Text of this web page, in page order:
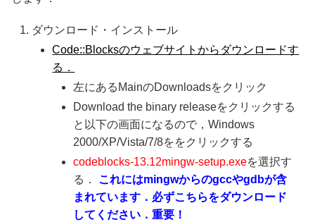
ダウンロード・インストール
Code::Blocksのウェブサイトからダウンロードす
る．
左にあるMainのDownloadsをクリック
Download the binary releaseをクリックする
と以下の画面になるので，Windows
2000/XP/Vista/7/8ををクリックする
codeblocks-13.12mingw-setup.exeを選択す
る． これにはmingwからのgccやgdbが含
まれています．必ずこちらをダウンロード
してください．重要！